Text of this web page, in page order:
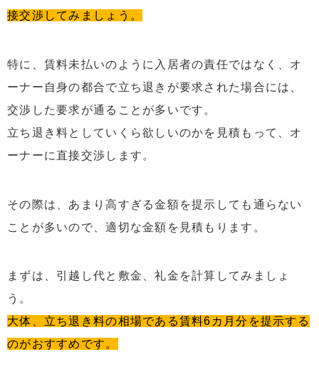
接交渉してみましょう。
特に、賃料未払いのように入居者の責任ではなく、オ
ーナー自身の都合で立ち退きが要求された場合には、
交渉した要求が通ることが多いです。
立ち退き料としていくら欲しいのかを見積もって、オ
ーナーに直接交渉します。
その際は、あまり高すぎる金額を提示しても通らない
ことが多いので、適切な金額を見積もります。
まずは、引越し代と敷金、礼金を計算してみましょ
う。
大体、立ち退き料の相場である賃料6カ月分を提示する
のがおすすめです。